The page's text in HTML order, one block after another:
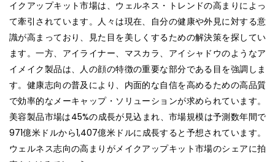
イクアップキット市場は、ウェルネス・トレンドの高まりによっ
て牽引されています。人々は現在、自分の健康や外見に対する意
識が高まっており、見た目を美しくするための解決策を探してい
ます。一方、アイライナー、マスカラ、アイシャドウのようなア
イメイク製品は、人の顔の特徴の重要な部分である目を強調しま
す。健康志向の普及により、内面的な自信を高めるための高品質
で効率的なメーキャップ・ソリューションが求められています。
美容製品市場は45%の成長が見込まれ、市場規模は予測数年間で
971億米ドルから1,407億米ドルに成長すると予想されています。
ウェルネス志向の高まりがメイクアップキット市場のシェアに拍